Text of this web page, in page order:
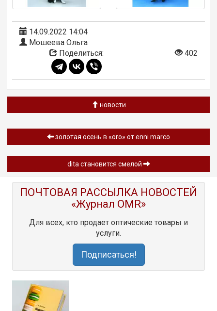
14.09.2022 14:04
Мошеева Ольга
Поделиться:
402
новости
золотая осень в «oro» от enni marco
dita становится смелой
ПОЧТОВАЯ РАССЫЛКА НОВОСТЕЙ
«Журнал OMR»
Для всех, кто продает оптические товары и
услуги.
Подписаться!